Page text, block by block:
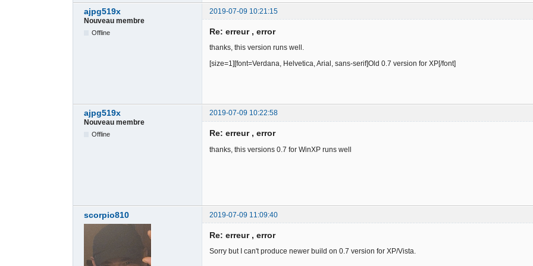
ajpg519x
2019-07-09 10:21:15
Nouveau membre
Offline Re: erreur , error
thanks, this version runs well.
[size=1][font=Verdana, Helvetica, Arial, sans-serif]Old 0.7 version for XP[/font]
ajpg519x
2019-07-09 10:22:58
Nouveau membre
Offline Re: erreur , error
thanks, this versions 0.7 for WinXP runs well
scorpio810 2019-07-09 11:09:40
Re: erreur , error
Sorry but I can't produce newer build on 0.7 version for XP/Vista.